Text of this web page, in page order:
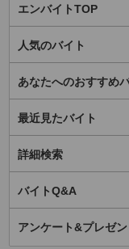
エンバイトTOP
人気のバイト
あなたへのおすすめ
最近見たバイト
詳細検索
バイトQ&A
アンケート&プレゼン